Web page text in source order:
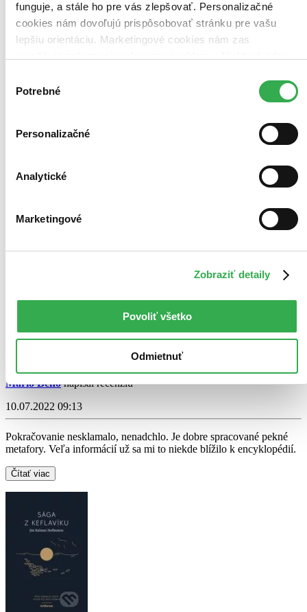
funguje, a stále ho pre vás zlepšovať. Personalizačné
cookies nám dovoľujú prispôsobovať stránku pre vašu
lepšiu orientáciu. Marketingové cookies nám zas
keby sme mohli používať všetky tieto cookies. Ďakujeme!
súhlasu
Potrebné
Personalizačné
Analytické
Marketingové
Zobraziť detaily
Povoliť všetko
Odmietnuť
Mário Beňonapísal recenziu
10.07.2022 09:13
Pokračovanie nesklamalo, nenadchlo. Je dobre spracované pekné
metafory. Veľa informácií už sa mi to niekde blížilo k encyklopédií.
Čítať viac